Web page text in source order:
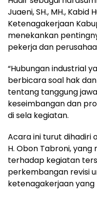
Juaeni, SH., MH.,
Ketenagakerjaan
menekankan
pekerja dan
“Hubungan industrial
berbicara soal hak
tentang tanggung
keseimbangan dan
di sela kegiatan.
Acara ini turut dihadiri
H. Obon Tabroni,
terhadap kegiatan
perkembangan revisi
ketenagakerjaan yang